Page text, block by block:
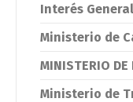
Interés General
Ministerio de
MINISTERIO DE
Ministerio de